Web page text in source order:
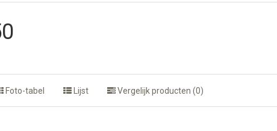
Foto-tabel Lijst Vergelijk producten (0)